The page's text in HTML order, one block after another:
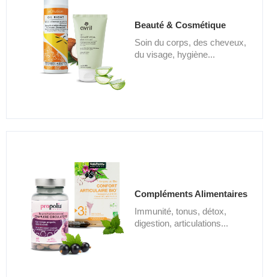
Beauté & Cosmétique
Soin du corps, des cheveux,
du visage, hygiène...
Compléments Alimentaires
Immunité, tonus, détox,
digestion, articulations...